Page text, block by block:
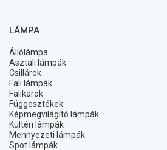
LÁMPA
Állólámpa
Asztali lámpák
Csillárok
Fali lámpák
Falikarok
Függesztékek
Képmegvilágító lámpák
Kültéri lámpák
Mennyezeti lámpák
Spot lámpák